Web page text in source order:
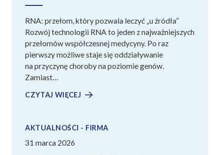
RNA: przełom, który pozwala leczyć „u źródła”
Rozwój technologii RNA to jeden z najważniejszych
przełomów współczesnej medycyny. Po raz
pierwszy możliwe staje się oddziaływanie
na przyczynę choroby na poziomie genów.
Zamiast…
CZYTAJ WIĘCEJ
AKTUALNOŚCI - FIRMA
31 marca 2026